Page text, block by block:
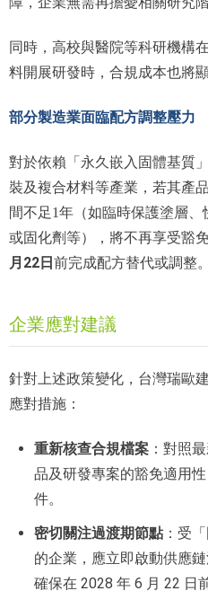
同時，高校與醫院等科研機構
料開展研發時，合規成本也將顯
部分製造業面臨配方調整壓力
對於依賴「永久嵌入固體基質
裝及複合材料等產業，若其產
間不足1年（如臨時保護塗層
或固化劑等），將不再享受豁
月22日前完成配方替代或調整。
企業應對建議
針對上述政策變化，台灣瑞歐
應對措施：
重新核查合規檔案 ：對照
品及研發專案的豁免適用
件。
密切關注過渡期節點 ：受
的企業，應立即啟動供應
確保在 2028 年 6 月 22 日